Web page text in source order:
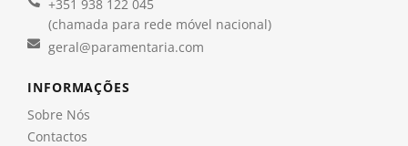
+351 938 122 045
(chamada para rede móvel nacional)
geral@paramentaria.com
INFORMAÇÕES
Sobre Nós
Contactos